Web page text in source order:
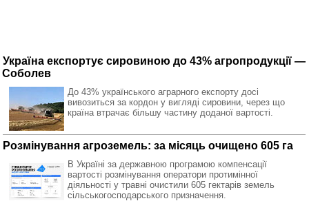
Україна експортує сировиною до 43% агропродукції —
Соболев
До 43% українського аграрного експорту досі
вивозиться за кордон у вигляді сировини, через що
країна втрачає більшу частину доданої вартості.
Розмінування агроземель: за місяць очищено 605 га
В Україні за державною програмою компенсації
вартості розмінування оператори протимінної
діяльності у травні очистили 605 гектарів земель
сільськогосподарського призначення.